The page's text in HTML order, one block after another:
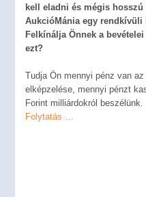
kell eladni és mégis
AukcióMánia egy rendkívüli
Felkínálja Önnek a
ezt?
Tudja Ön mennyi pénz van
elképzelése, mennyi pénzt
Forint milliárdokról
Folytatás …